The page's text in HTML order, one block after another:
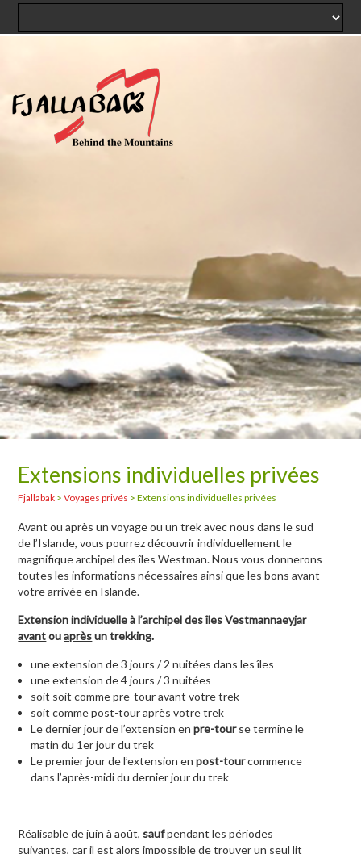
Extensions individuelles privées
Fjallabak >Voyages privés >Extensions individuelles privées
Avant ou après un voyage ou un trek avec nous dans le sud
de l’Islande, vous pourrez découvrir individuellement le
magnifique archipel des îles Westman. Nous vous donnerons
toutes les informations nécessaires ainsi que les bons avant
votre arrivée en Islande.
Extension individuelle à l’archipel des îles Vestmannaeyjar
avantouaprèsun trekking.
une extension de 3 jours / 2 nuitées dans les îles
une extension de 4 jours / 3 nuitées
soit soit comme pre-tour avant votre trek
soit comme post-tour après votre trek
Le dernier jour de l’extension enpre-tourse termine le
matin du 1er jour du trek
Le premier jour de l’extension enpost-tourcommence
dans l’après-midi du dernier jour du trek
Réalisable de juin à août, saufpendant les périodes
suivantes, car il est alors impossible de trouver un seul lit